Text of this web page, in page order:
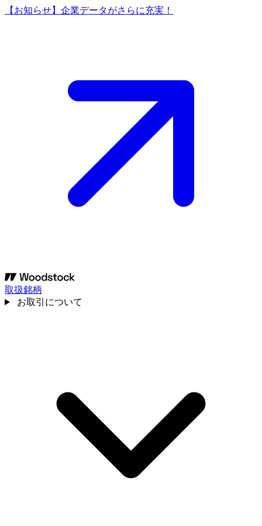
【お知らせ】企業データがさらに充実！
取扱銘柄
お取引について